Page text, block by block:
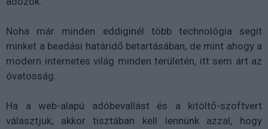
Noha már minden eddiginél több technológia segít
minket a beadási határidő betartásában, de mint ahogy a
modern internetes világ minden területén, itt sem árt az
óvatosság.
Ha a web-alapú adóbevallást és a kitöltő-szoftvert
választjuk, akkor tisztában kell lennünk azzal, hogy